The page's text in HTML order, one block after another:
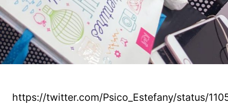
https://twitter.com/Psico_Estefany/status/